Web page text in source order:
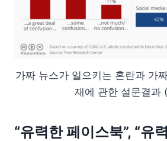
가짜 뉴스가 일으키는 혼란과 가
재에 관한 설문결과
“유력한 페이스북”, “유